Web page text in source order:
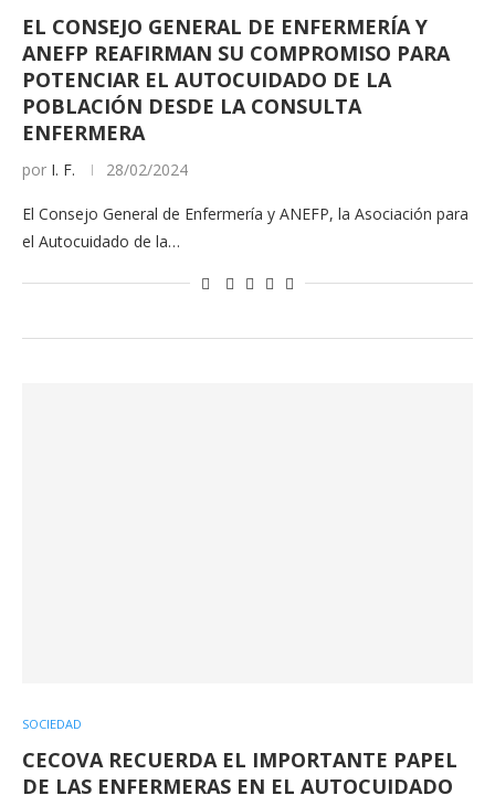
EL CONSEJO GENERAL DE ENFERMERÍA Y
ANEFP REAFIRMAN SU COMPROMISO PARA
POTENCIAR EL AUTOCUIDADO DE LA
POBLACIÓN DESDE LA CONSULTA
ENFERMERA
por I. F. 28/02/2024
El Consejo General de Enfermería y ANEFP, la Asociación para
el Autocuidado de la…
SOCIEDAD
CECOVA RECUERDA EL IMPORTANTE PAPEL
DE LAS ENFERMERAS EN EL AUTOCUIDADO